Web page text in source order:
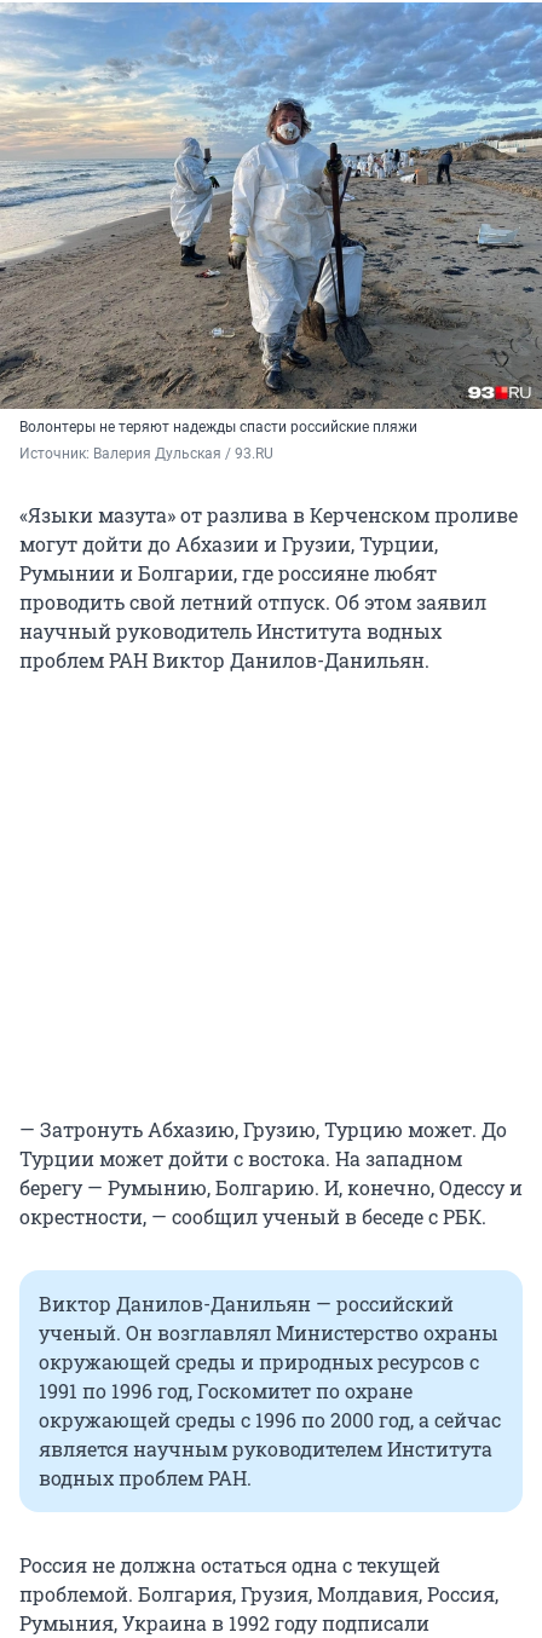
Волонтеры не теряют надежды спасти российские пляжи
Источник: Валерия Дульская / 93.RU
«Языки мазута» от разлива в Керченском проливе
могут дойти до Абхазии и Грузии, Турции,
Румынии и Болгарии, где россияне любят
проводить свой летний отпуск. Об этом заявил
научный руководитель Института водных
проблем РАН Виктор Данилов-Данильян.
— Затронуть Абхазию, Грузию, Турцию может. До
Турции может дойти с востока. На западном
берегу — Румынию, Болгарию. И, конечно, Одессу и
окрестности, — сообщил ученый в беседе с РБК.
Виктор Данилов-Данильян — российский
ученый. Он возглавлял Министерство охраны
окружающей среды и природных ресурсов с
1991 по 1996 год, Госкомитет по охране
окружающей среды с 1996 по 2000 год, а сейчас
является научным руководителем Института
водных проблем РАН.
Россия не должна остаться одна с текущей
проблемой. Болгария, Грузия, Молдавия, Россия,
Румыния, Украина в 1992 году подписали